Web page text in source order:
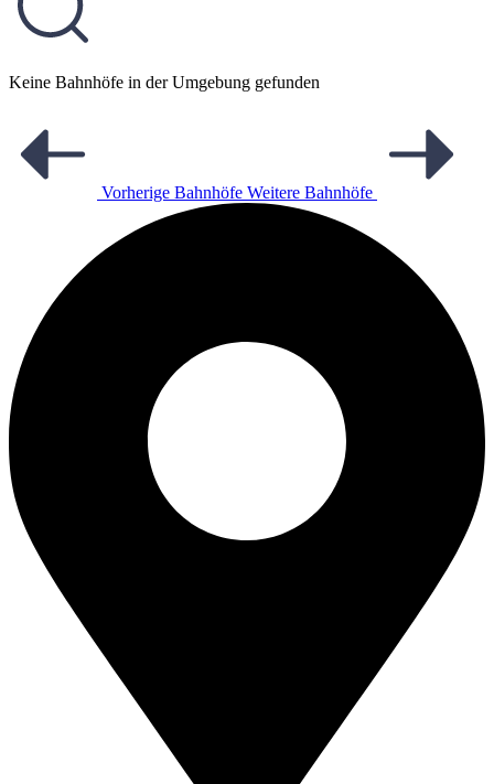
Keine Bahnhöfe in der Umgebung gefunden
Vorherige Bahnhöfe Weitere Bahnhöfe